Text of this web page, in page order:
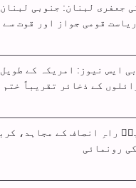
جعفری لبنان: جنوبی
قومی جواز اور قوت
ایس نیوز: امریکہ کے
کے ذخائر تقریباً ختم
راہِ انصاف کے مجاہد،
رونمائی